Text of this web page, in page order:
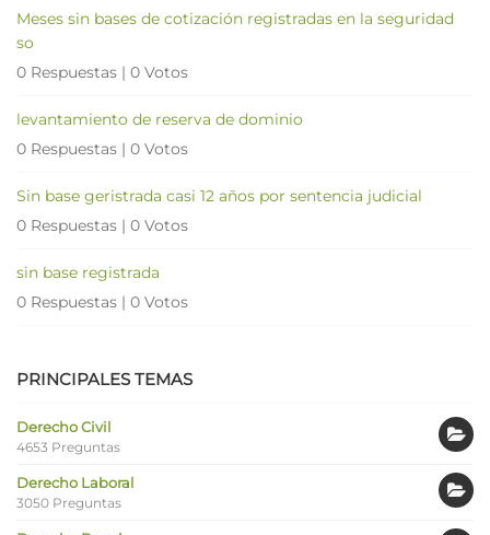
Meses sin bases de cotización registradas en la seguridad
so
0 Respuestas | 0 Votos
levantamiento de reserva de dominio
0 Respuestas | 0 Votos
Sin base geristrada casi 12 años por sentencia judicial
0 Respuestas | 0 Votos
sin base registrada
0 Respuestas | 0 Votos
PRINCIPALES TEMAS
Derecho Civil
4653 Preguntas
Derecho Laboral
3050 Preguntas